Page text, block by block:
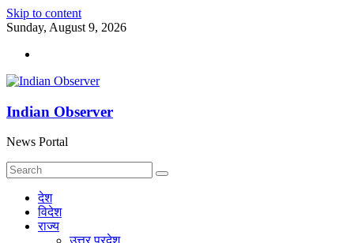
Skip to content
Sunday, August 9, 2026
Indian Observer
News Portal
देश
विदेश
राज्य